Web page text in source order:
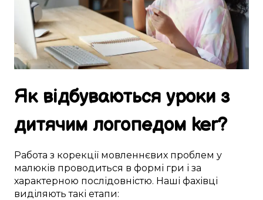
Як відбуваються уроки з
дитячим логопедом ker?
Работа з корекції мовленнєвих проблем у
малюків проводиться в формі гри і за
характерною послідовністю. Наші фахівці
виділяютьтакі етапи: